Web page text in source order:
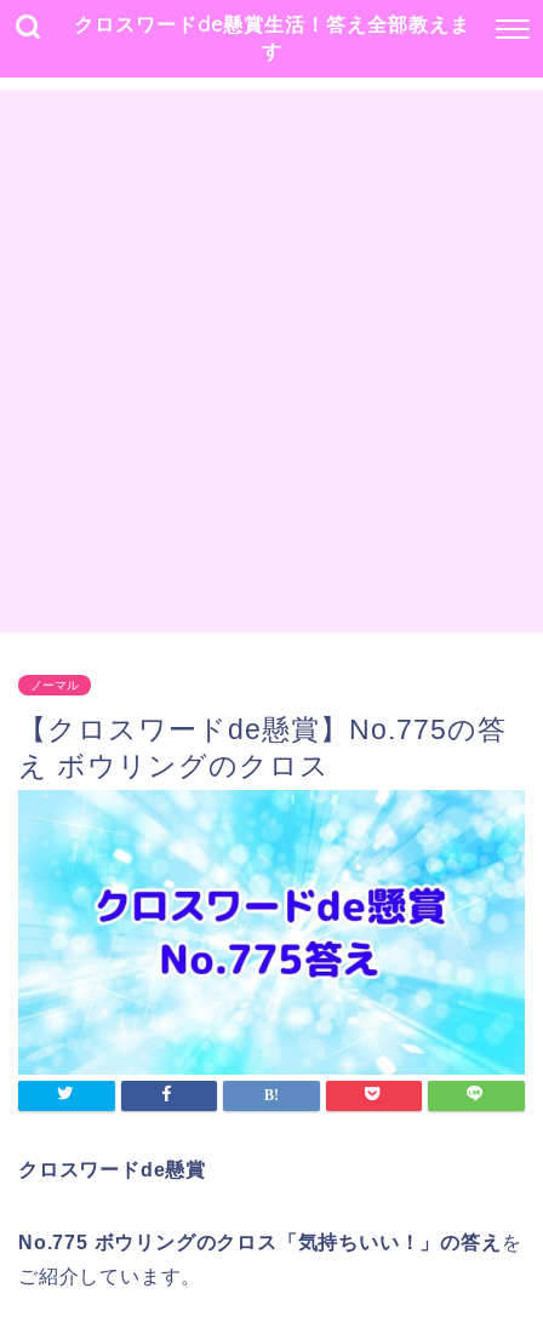
クロスワードde懸賞生活！答え全部教えま
す
ノーマル
【クロスワードde懸賞】No.775の答
え ボウリングのクロス
クロスワードde懸賞
No.775 ボウリングのクロス「気持ちいい！」の答え を
ご紹介しています。